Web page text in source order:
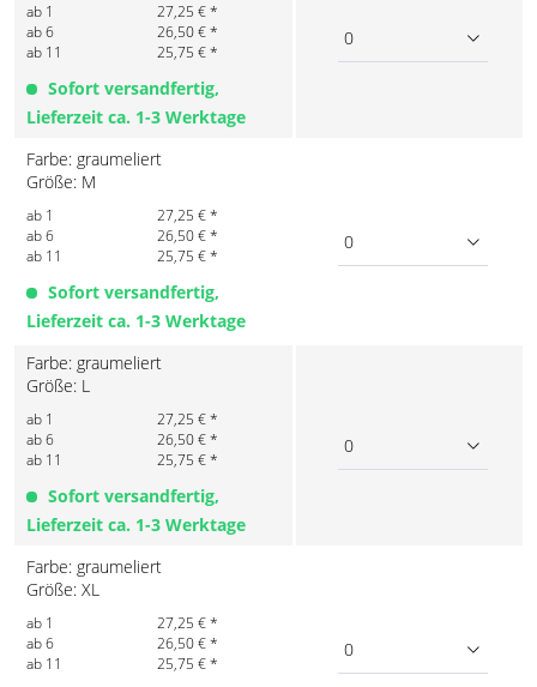
ab 1
27,25 € *
ab 6
26,50 € *
ab 11
25,75 € *
Sofort versandfertig,
Lieferzeit ca. 1-3 Werktage
0
Farbe: graumeliert
Größe: M
ab 1
27,25 € *
ab 6
26,50 € *
ab 11
25,75 € *
Sofort versandfertig,
Lieferzeit ca. 1-3 Werktage
0
Farbe: graumeliert
Größe: L
ab 1
27,25 € *
ab 6
26,50 € *
ab 11
25,75 € *
Sofort versandfertig,
Lieferzeit ca. 1-3 Werktage
0
Farbe: graumeliert
Größe: XL
ab 1
27,25 € *
ab 6
26,50 € *
ab 11
25,75 € *
0